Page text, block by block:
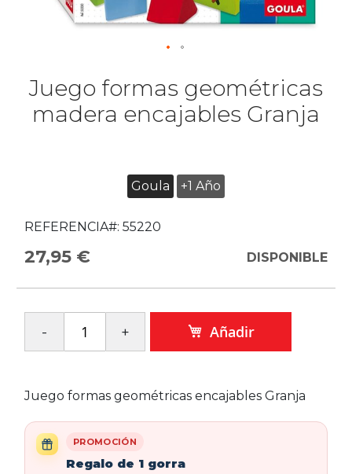
Juego formas geométricas
madera encajables Granja
Goula +1 Año
REFERENCIA#: 55220
27,95 € DISPONIBLE
Añadir
Juego formas geométricas encajables Granja
PROMOCIÓN
Regalo de 1 gorra